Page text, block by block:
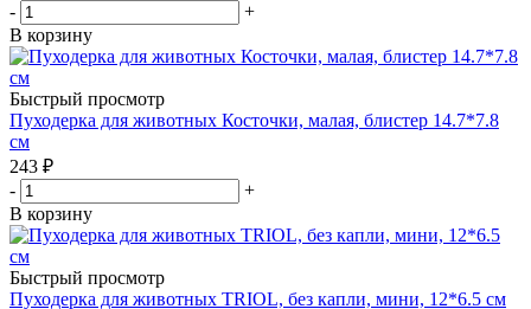
-
+
В корзину
Быстрый просмотр
Пуходерка для животных Косточки, малая, блистер 14.7*7.8
см
243 ₽
-
+
В корзину
Быстрый просмотр
Пуходерка для животных TRIOL, без капли, мини, 12*6.5 см